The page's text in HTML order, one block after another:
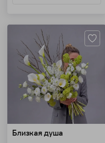
Близкая душа